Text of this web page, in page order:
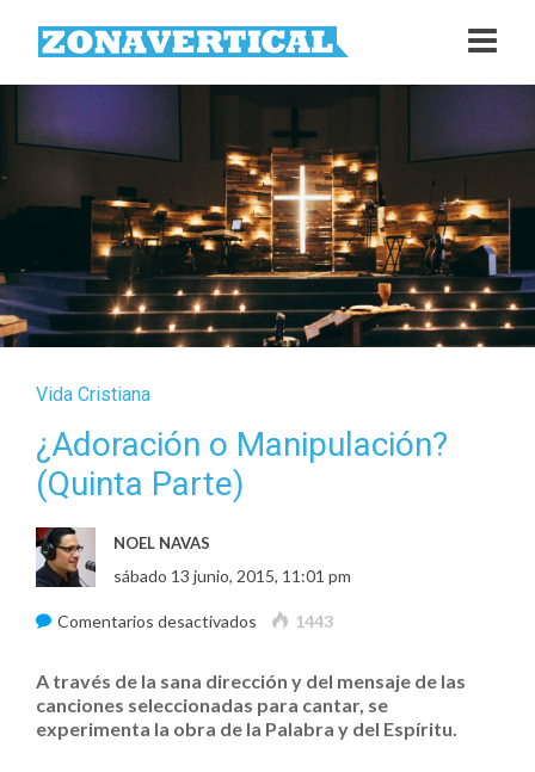
Vida Cristiana
¿Adoración o Manipulación?
(Quinta Parte)
NOEL NAVAS
sábado 13 junio, 2015, 11:01 pm
Comentarios desactivados en
o
Manipulación?
1443
A través de la sana dirección y del mensaje de las
canciones seleccionadas para cantar, se
experimenta la obra de la Palabra y del Espíritu.